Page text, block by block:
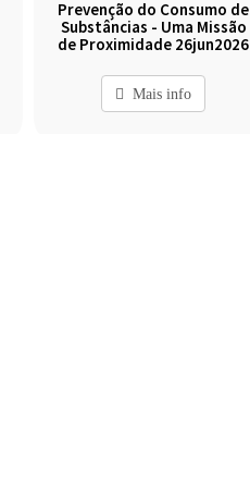
Prevenção do Consumo de
Substâncias - Uma Missão
de Proximidade 26jun2026
Mais info